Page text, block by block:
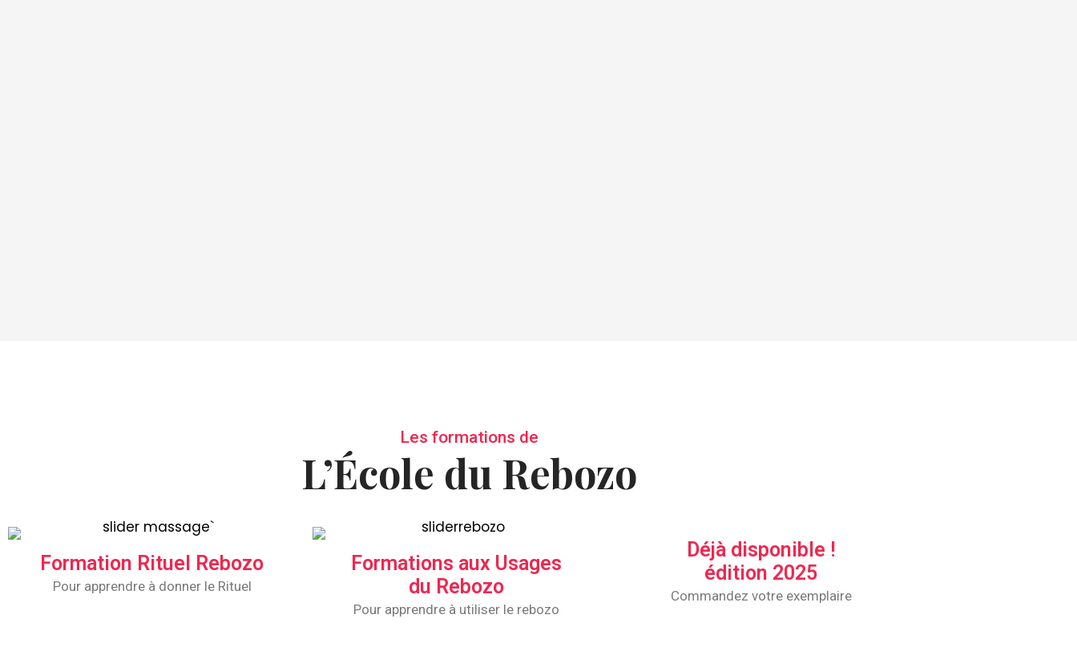
Les formations de
L’École du Rebozo
Formation Rituel Rebozo
Pour apprendre à donner le Rituel
Formations aux Usages
du Rebozo
Pour apprendre à utiliser le rebozo
Déjà disponible !
édition 2025
Commandez votre exemplaire